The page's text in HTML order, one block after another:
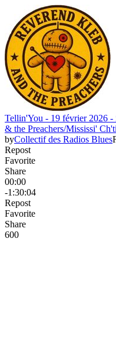
Tellin'You - 19 février 2026
& the Preachers/Mississi' Ch'ti
byCollectif des Radios Blues
Repost
Favorite
Share
00:00
-1:30:04
Repost
Favorite
Share
600